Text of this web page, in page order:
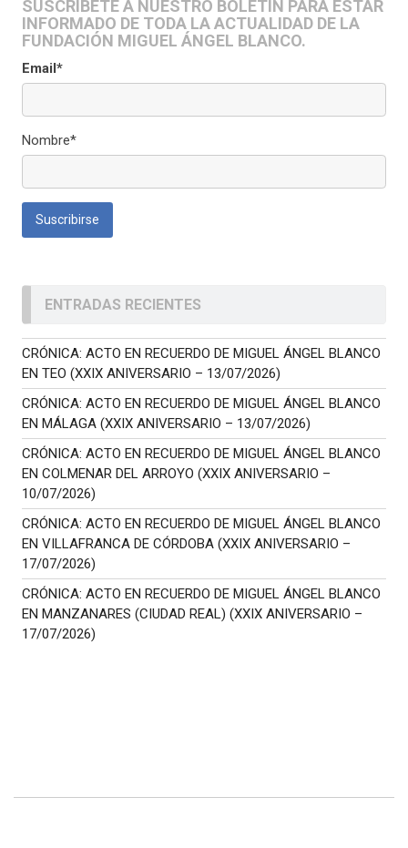
SUSCRÍBETE A NUESTRO BOLETÍN PARA ESTAR
INFORMADO DE TODA LA ACTUALIDAD DE LA
FUNDACIÓN MIGUEL ÁNGEL BLANCO.
Email*
Nombre*
ENTRADAS RECIENTES
CRÓNICA: ACTO EN RECUERDO DE MIGUEL ÁNGEL BLANCO
EN TEO (XXIX ANIVERSARIO – 13/07/2026)
CRÓNICA: ACTO EN RECUERDO DE MIGUEL ÁNGEL BLANCO
EN MÁLAGA (XXIX ANIVERSARIO – 13/07/2026)
CRÓNICA: ACTO EN RECUERDO DE MIGUEL ÁNGEL BLANCO
EN COLMENAR DEL ARROYO (XXIX ANIVERSARIO –
10/07/2026)
CRÓNICA: ACTO EN RECUERDO DE MIGUEL ÁNGEL BLANCO
EN VILLAFRANCA DE CÓRDOBA (XXIX ANIVERSARIO –
17/07/2026)
CRÓNICA: ACTO EN RECUERDO DE MIGUEL ÁNGEL BLANCO
EN MANZANARES (CIUDAD REAL) (XXIX ANIVERSARIO –
17/07/2026)